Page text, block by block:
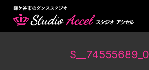
S__74555689_0